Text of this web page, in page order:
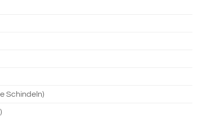
Schindeln)